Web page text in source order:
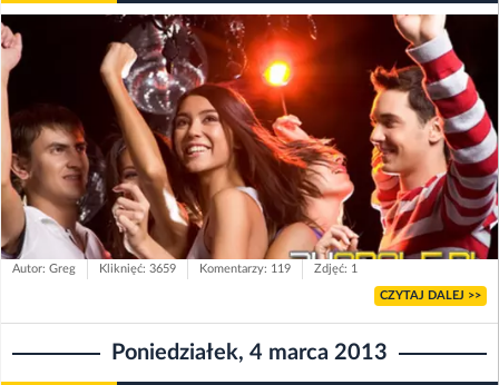
Autor: Greg Kliknięć: 3659 Komentarzy: 119 Zdjęć: 1
CZYTAJ DALEJ >>
Poniedziałek, 4 marca 2013